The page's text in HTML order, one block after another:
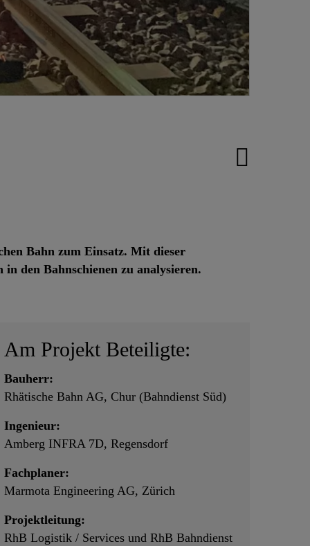
Bahn zum Einsatz. Mit dieser
den Bahnschienen zu analysieren.
Am Projekt Beteiligte:
Bauherr:
Rhätische Bahn AG, Chur (Bahndienst Süd)
Ingenieur:
Amberg INFRA 7D, Regensdorf
Fachplaner:
Marmota Engineering AG, Zürich
Projektleitung:
RhB Logistik / Services und RhB Bahndienst